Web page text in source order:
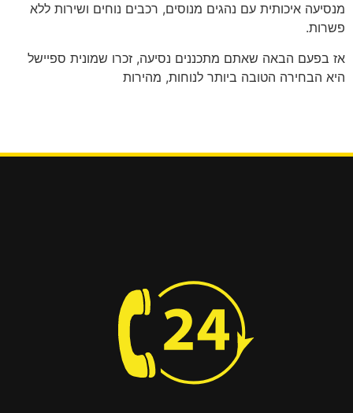
מנסיעה איכותית עם נהגים מנוסים, רכבים נוחים ושירות ללא
פשרות.
אז בפעם הבאה שאתם מתכננים נסיעה, זכרו שמונית ספיישל
היא הבחירה הטובה ביותר לנוחות, מהירות